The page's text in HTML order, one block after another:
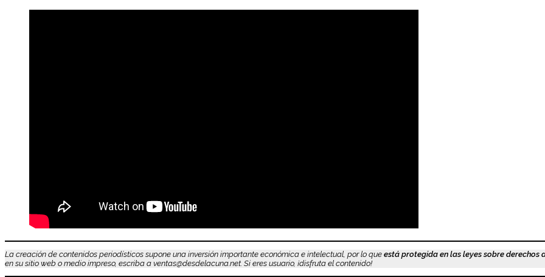
La creación de contenidos periodísticos supone una inversión importante económica e intelectual, por lo que está protegida en las leyes sobre derechos
en su sitio web o medio impreso, escriba a ventas@desdelacuna.net. Si eres usuario, ¡disfruta el contenido!